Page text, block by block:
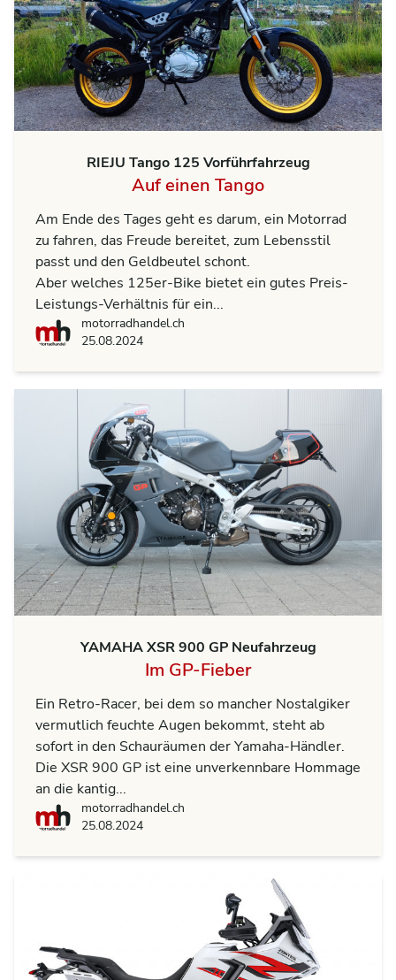
RIEJU Tango 125 Vorführfahrzeug
Auf einen Tango
Am Ende des Tages geht es darum, ein Motorrad
zu fahren, das Freude bereitet, zum Lebensstil
passt und den Geldbeutel schont.
Aber welches 125er-Bike bietet ein gutes Preis-
Leistungs-Verhältnis für ein...
motorradhandel.ch
motorradhandel.ch
25.08.2024
YAMAHA XSR 900 GP Neufahrzeug
Im GP-Fieber
Ein Retro-Racer, bei dem so mancher Nostalgiker
vermutlich feuchte Augen bekommt, steht ab
sofort in den Schauräumen der Yamaha-Händler.
Die XSR 900 GP ist eine unverkennbare Hommage
an die kantig...
motorradhandel.ch
motorradhandel.ch
25.08.2024